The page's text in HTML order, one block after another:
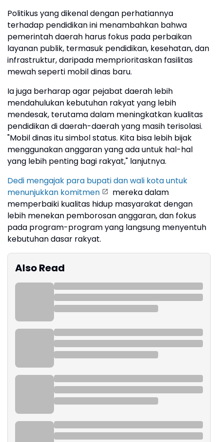
Politikus yang dikenal dengan perhatiannya
terhadap pendidikan ini menambahkan bahwa
pemerintah daerah harus fokus pada perbaikan
layanan publik, termasuk pendidikan, kesehatan, dan
infrastruktur, daripada memprioritaskan fasilitas
mewah seperti mobil dinas baru.
Ia juga berharap agar pejabat daerah lebih
mendahulukan kebutuhan rakyat yang lebih
mendesak, terutama dalam meningkatkan kualitas
pendidikan di daerah-daerah yang masih terisolasi.
"Mobil dinas itu simbol status. Kita bisa lebih bijak
menggunakan anggaran yang ada untuk hal-hal
yang lebih penting bagi rakyat," lanjutnya.
Dedi mengajak para bupati dan wali kota untuk
menunjukkan komitmen
mereka dalam
memperbaiki kualitas hidup masyarakat dengan
lebih menekan pemborosan anggaran, dan fokus
pada program-program yang langsung menyentuh
kebutuhan dasar rakyat.
Also Read